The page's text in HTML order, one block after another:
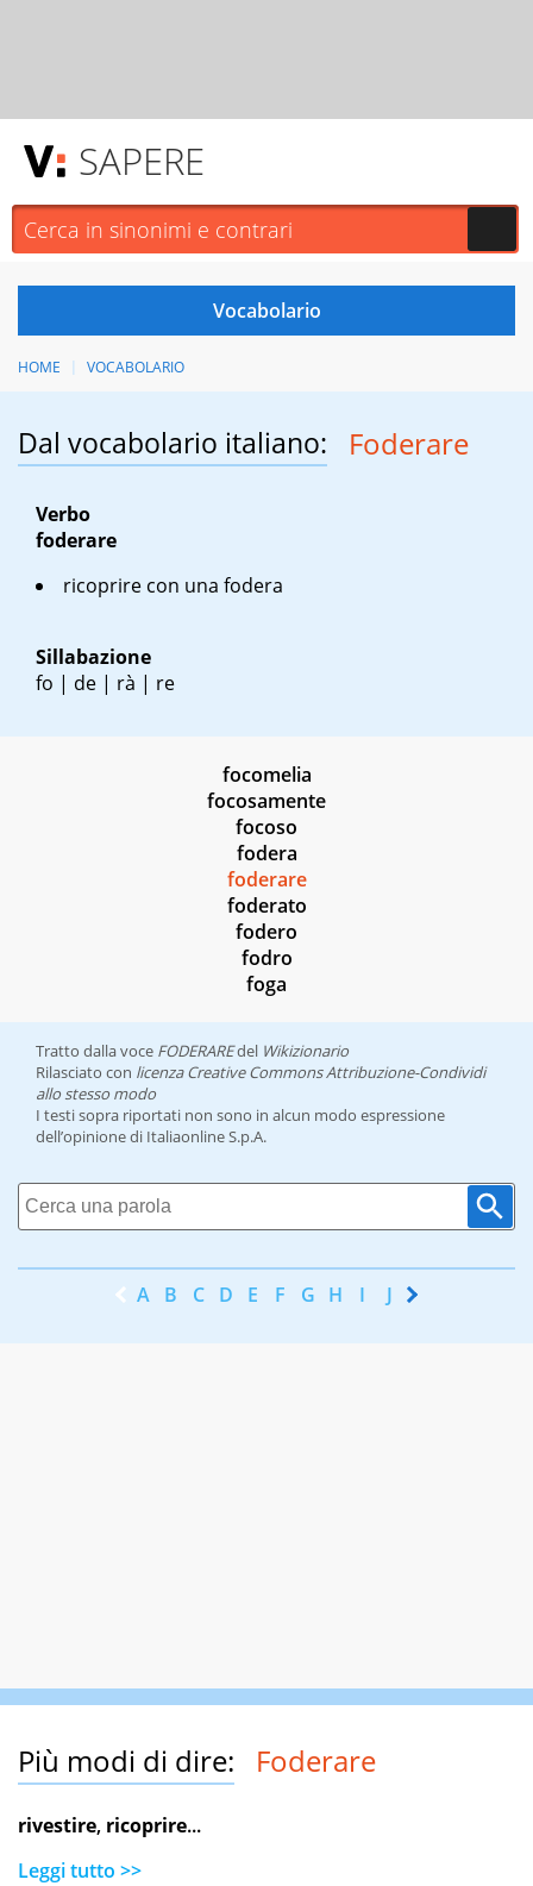
SAPERE
HOME VOCABOLARIO
Dal vocabolario italiano: Foderare
Verbo
foderare
ricoprire con una fodera
Sillabazione
fo | de | rà | re
focomelia
focosamente
focoso
fodera
foderare
foderato
fodero
fodro
foga
Tratto dalla voce FODERAREdel Wikizionario
Rilasciato con licenza Creative Commons Attribuzione-Condividi
allo stesso modo
I testi sopra riportati non sono in alcun modo espressione
dell’opinione di Italiaonline S.p.A.
A B C D E F G H I J K
Più modi di dire: Foderare
rivestire, ricoprire...
Leggi tutto >>